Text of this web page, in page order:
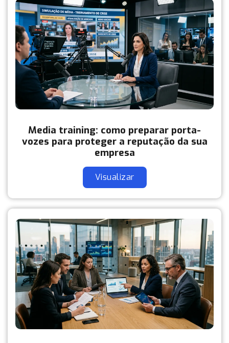
Media training: como preparar porta-
vozes para proteger a reputação da sua
empresa
Visualizar